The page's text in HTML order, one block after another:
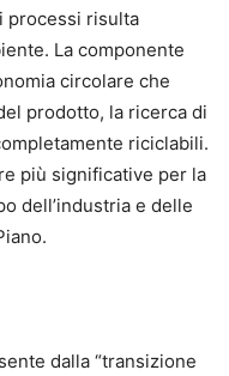
processi risulta
La componente
circolare che
prodotto, la ricerca di
riciclabili.
più significative per la
dell’industria e delle
dalla “transizione